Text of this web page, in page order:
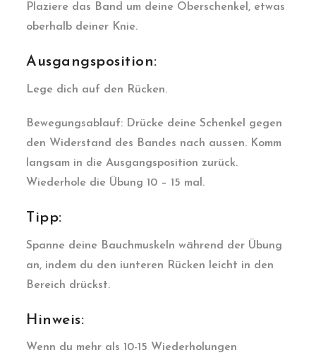
Plaziere das Band um deine Oberschenkel, etwas
oberhalb deiner Knie.
Ausgangsposition:
Lege dich auf den Rücken.
Bewegungsablauf: Drücke deine Schenkel gegen
den Widerstand des Bandes nach aussen. Komm
langsam in die Ausgangsposition zurück.
Wiederhole die Übung 10 – 15 mal.
Tipp:
Spanne deine Bauchmuskeln während der Übung
an, indem du den iunteren Rücken leicht in den
Bereich drückst.
Hinweis:
Wenn du mehr als 10-15 Wiederholungen